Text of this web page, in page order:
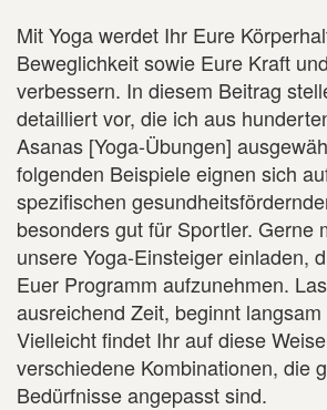
Mit Yoga werdet Ihr Eure
Beweglichkeit sowie Eure Kraft
verbessern. In diesem Beitrag
detailliert vor, die ich aus
Asanas [Yoga-Übungen]
folgenden Beispiele eignen sich
spezifischen
besonders gut für Sportler. Gerne
unsere Yoga-Einsteiger einladen,
Euer Programm aufzunehmen.
ausreichend Zeit, beginnt
Vielleicht findet Ihr auf diese
verschiedene Kombinationen, die
Bedürfnisse angepasst sind.